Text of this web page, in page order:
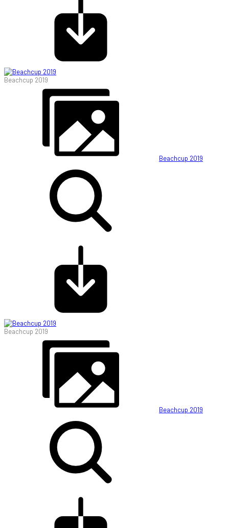
Beachcup 2019
Beachcup 2019
Beachcup 2019
Beachcup 2019